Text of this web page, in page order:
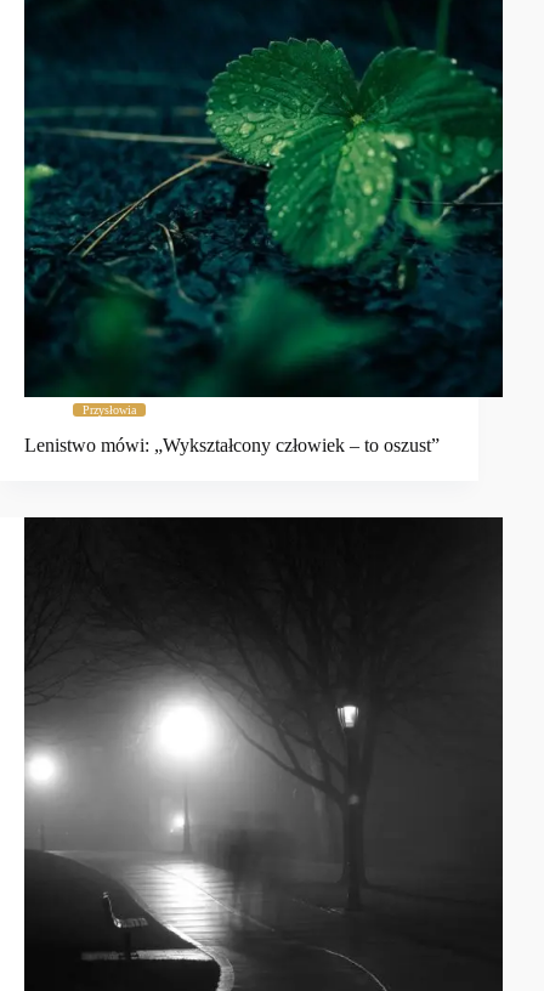
Przysłowia
Lenistwo mówi: „Wykształcony człowiek – to oszust”